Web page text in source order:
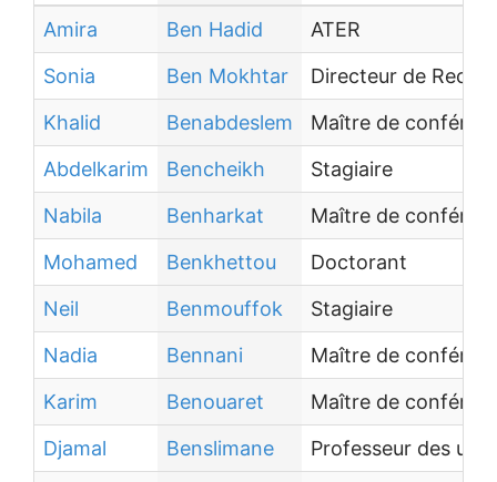
Amira Ben Hadid
ATER
Sonia
Ben Mokhtar
Directeur de
Khalid
Benabdeslem
Maître de
Abdelkarim
Bencheikh
Stagiaire
Nabila
Benharkat
Maître de
Mohamed
Benkhettou
Doctorant
Neil
Benmouffok
Stagiaire
Nadia
Bennani
Maître de
Karim
Benouaret
Maître de
Djamal
Benslimane
Professeur des